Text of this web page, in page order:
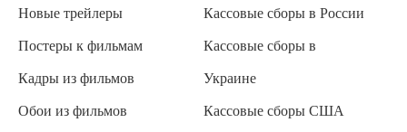
Новые трейлеры
Постеры к фильмам
Кадры из фильмов
Обои из фильмов
Кассовые сборы в России
Кассовые сборы в
Украине
Кассовые сборы США